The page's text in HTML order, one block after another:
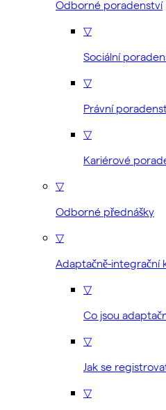
Odborné poradenství
▽
Sociální
▽
Právní
▽
Kariérové
▽
Odborné přednášky
▽
Adaptačně-integrační
▽
Co jsou
▽
Jak se
▽